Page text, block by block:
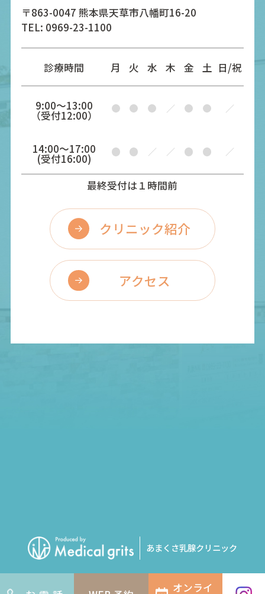
オンライ
〒863-0047 熊本県天草市八幡町16-20
TEL: 0969-23-1100
診療時間 月 火 水 木 金 土 日/祝
9:00〜13:00
（受付12:00）
14:00〜17:00
(受付16:00)
最終受付は１時間前
クリニック紹介
アクセス
あまくさ乳腺クリニック